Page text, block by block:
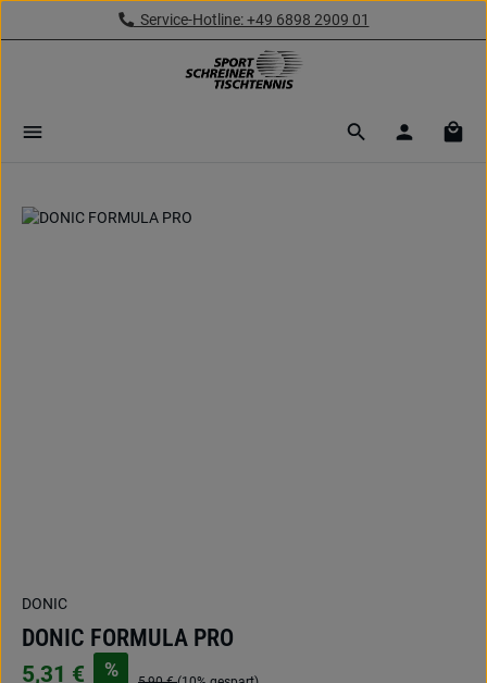
Zum Hauptinhalt springenService-Hotline: +49 6898 2909 01
Bildergalerie überspringen
DONIC
DONIC FORMULA PRO
5,31 € %